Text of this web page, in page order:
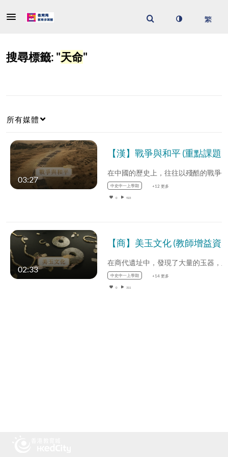
搜尋標籤: "天命"
所有媒體
03:27
中史中一上學期 +12 更多
0 923
02:33
中史中一上學期 +14 更多
0 311